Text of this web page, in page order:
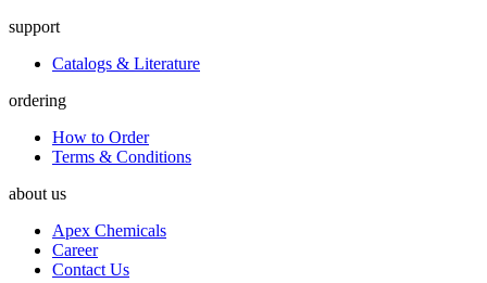
support
Catalogs & Literature
ordering
How to Order
Terms & Conditions
about us
Apex Chemicals
Career
Contact Us